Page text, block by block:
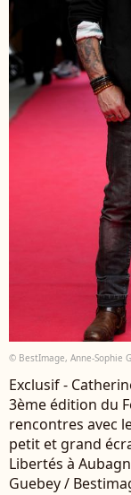
© BestImage, Anne-Sophie
Exclusif -
3ème édition du
rencontres avec
petit et grand
Libertés à
Guebey /